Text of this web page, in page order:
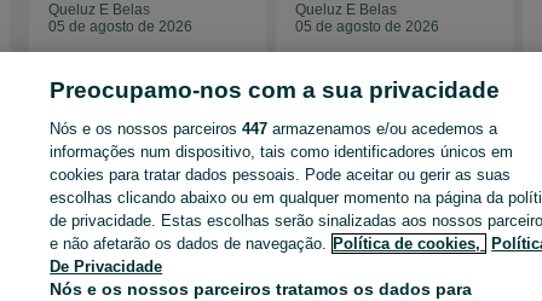
Queluz E Belas
05 de agosto de 2026
Queluz E Belas
05 de agosto de 2026
Página principal Peças e acessórios Pneus e Jantes Jantes
Para
automóveis
Para automóveis - Lisboa Para automóveis - Queluz E Belas
CATEGORIA
Preocupamo-nos com a sua privacidade
Nós e os nossos parceiros447 armazenamos e/ou acedemos a
informações num dispositivo, tais como identificadores únicos em
cookies para tratar dados pessoais. Pode aceitar ou gerir as suas
escolhas clicando abaixo ou em qualquer momento na página da
de privacidade. Estas escolhas serão sinalizadas aos nossos
e não afetarão os dados de navegação. Política de cookies,
De Privacidade
Nós e os nossos parceiros tratamos os dados para